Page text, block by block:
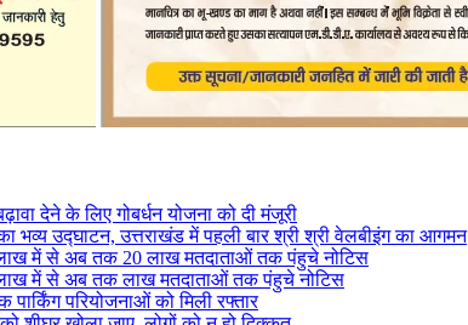
देने के लिए गोबर्धन योजना को दी मंजूरी
भव्य उद्घाटन, उत्तराखंड में पहली बार श्री श्री वेलबीइंग का आगमन
में से अब तक 20 लाख मतदाताओं तक पंहुचे नोटिस
में से अब तक लाख मतदाताओं तक पंहुचे नोटिस
परियोजनाओं को मिली रफ्तार